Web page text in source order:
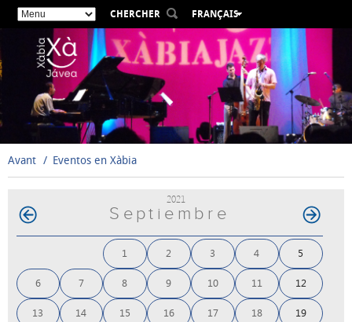
CHERCHER
FRANÇAIS
ESPAÑOL
VALENCIÀ
ENGLISH
DEUTSCH
РУССКИЙ
Avant Eventos en Xàbia
2021
Septiembre
1 2 3 4 5
6 7 8 9 10 11 12
13 14 15 16 17 18 19